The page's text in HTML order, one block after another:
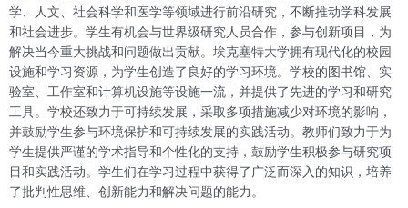
学、人文、社会科学和医学等领域进行前沿研究，不断推动学科发展
和社会进步。学生有机会与世界级研究人员合作，参与创新项目，为
解决当今重大挑战和问题做出贡献。埃克塞特大学拥有现代化的校园
设施和学习资源，为学生创造了良好的学习环境。学校的图书馆、实
验室、工作室和计算机设施等设施一流，并提供了先进的学习和研究
工具。学校还致力于可持续发展，采取多项措施减少对环境的影响，
并鼓励学生参与环境保护和可持续发展的实践活动。教师们致力于为
学生提供严谨的学术指导和个性化的支持，鼓励学生积极参与研究项
目和实践活动。学生们在学习过程中获得了广泛而深入的知识，培养
了批判性思维、创新能力和解决问题的能力。